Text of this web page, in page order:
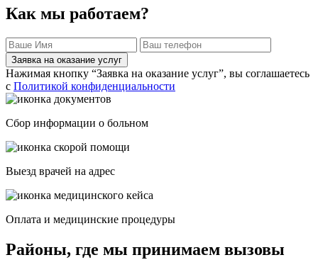
Как мы работаем?
Заявка на оказание услуг
Нажимая кнопку “Заявка на оказание услуг”, вы соглашаетесь
с Политикой конфиденциальности
Сбор информации о больном
Выезд врачей на адрес
Оплата и медицинские процедуры
Районы, где мы принимаем вызовы